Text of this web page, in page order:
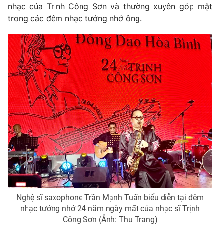
Tư vấn
Chuyên mục khác
Emagazine Podcast
Photo Infographic
Video Shorts video
VTV Money VTV Thể thao
VTV Sức khoẻ Bất động sản
Thị trường 24h Tấm lòng Việt
VTV4 Vươn mình bằng AI
nhạc của Trịnh Công Sơn và thường xuyên góp mặt
trong các đêm nhạc tưởng nhớ ông.
Nghệ sĩ saxophone Trần Mạnh Tuấn biểu diễn tại đêm
nhạc tưởng nhớ 24 năm ngày mất của nhạc sĩ Trịnh
Công Sơn (Ảnh: Thu Trang)